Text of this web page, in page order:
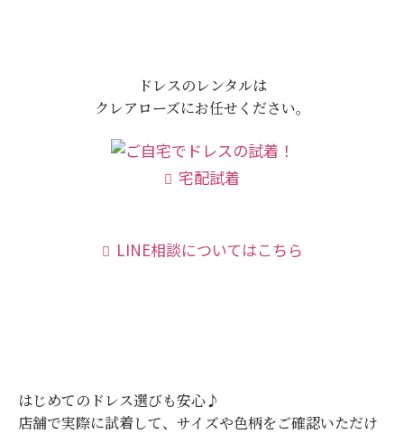
ドレスのレンタルは
クレアローズにお任せください。
宅配試着
LINE相談についてはこちら
はじめてのドレス選びも安心♪
店舗で実際に試着して、サイズや色柄をご確認いただけ